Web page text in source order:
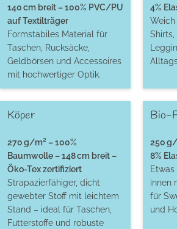
140 cm breit – 100% PVC/PU
auf Textilträger
Formstabiles Material für
Taschen, Rucksäcke,
Geldbörsen und Accessoires
mit hochwertiger Optik.
4%
Köper
270 g/m² – 100%
Baumwolle – 148 cm breit –
Öko-Tex zertifiziert
Strapazierfähiger, dicht
gewebter Stoff mit leichtem
Stand – ideal für Taschen,
Futterstoffe und robuste
Bio-
250 g/
8%
innen
für
und